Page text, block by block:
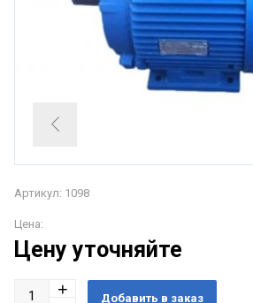
Артикул: 1098
Цена:
Цену уточняйте